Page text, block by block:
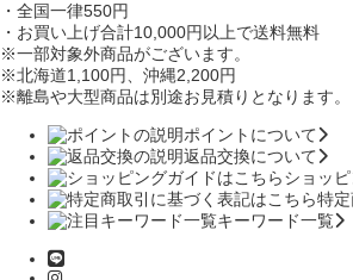
・全国一律550円
・お買い上げ合計10,000円 以上で送料無料
※一部対象外商品がございます。
※北海道1,100円、沖縄2,200円
※離島や大型商品は別途お見積りとなります。
ポイントについて
返品交換について
ショッ
特
キーワード一覧